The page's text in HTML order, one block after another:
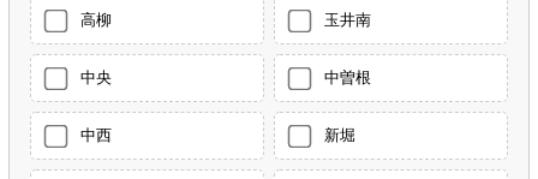
高柳 玉井南
中央 中曽根
中西 新堀